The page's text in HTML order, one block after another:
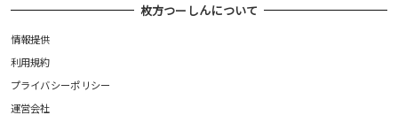
枚方つーしんについて
情報提供
利用規約
プライバシーポリシー
運営会社